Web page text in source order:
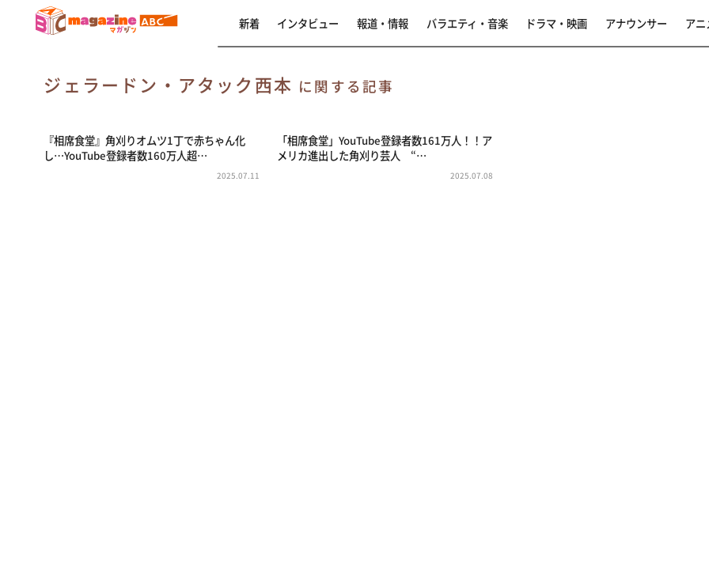
新着 インタビュー 報道・情報 バラエティ・音楽 ドラマ・映画 アナウンサー アニ
ジェラードン・アタック西本 に関する記事
『相席食堂』角刈りオムツ1丁で赤ちゃん化
し…YouTube登録者数160万人超…
2025.07.11
「相席食堂」YouTube登録者数161万人！！ア
メリカ進出した角刈り芸人 “…
2025.07.08